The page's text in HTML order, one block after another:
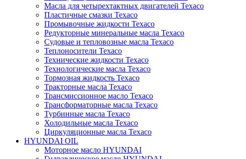
Масла для четырехтактных двигателей Texaco
Пластичные смазки Texaco
Промывочные жидкости Texaco
Редукторные минеральные масла Texaco
Судовые и тепловозные масла Texaco
Теплоносители Texaco
Технические жидкости Texaco
Технологические масла Texaco
Тормозная жидкость Texaco
Тракторные масла Texaco
Трансмиссионное масло Texaco
Трансформаторные масла Texaco
Турбинные масла Texaco
Холодильные масла Texaco
Циркуляционные масла Texaco
HYUNDAI OIL
Моторное масло HYUNDAI